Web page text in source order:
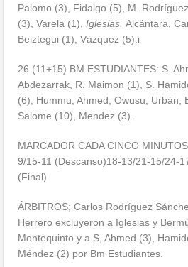
Palomo (3), Fidalgo (5), M.
(3), Varela (1), Iglesias,Alcántara,
Beiztegui (1), Vázquez (5).i
26 (11+15) BM ESTUDIANTES: S.
Abdezarrak, R. Maimon (1), S.
(6), Hummu, Ahmed, Owusu, Urbán,
Salome (10), Mendez (3).
MARCADOR CADA CINCO
9/15-11 (Descanso)18-13/21-15/24-
(Final)
ÁRBITROS; Carlos Rodríguez
Herrero excluyeron a Iglesias y
Montequinto y a S, Ahmed (3),
Méndez (2) por Bm Estudiantes.